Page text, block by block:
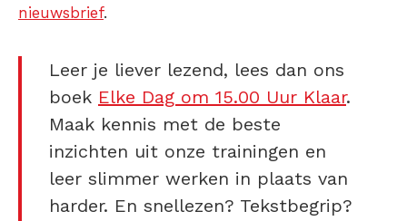
nieuwsbrief.
Leer je liever lezend, lees dan ons
boek Elke Dag om 15.00 Uur Klaar.
Maak kennis met de beste
inzichten uit onze trainingen en
leer slimmer werken in plaats van
harder. En snellezen? Tekstbegrip?